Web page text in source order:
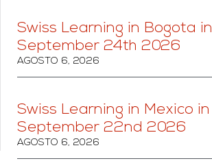
Swiss Learning in Bogota in
September 24th 2026
AGOSTO 6, 2026
Swiss Learning in Mexico in
September 22nd 2026
AGOSTO 6, 2026